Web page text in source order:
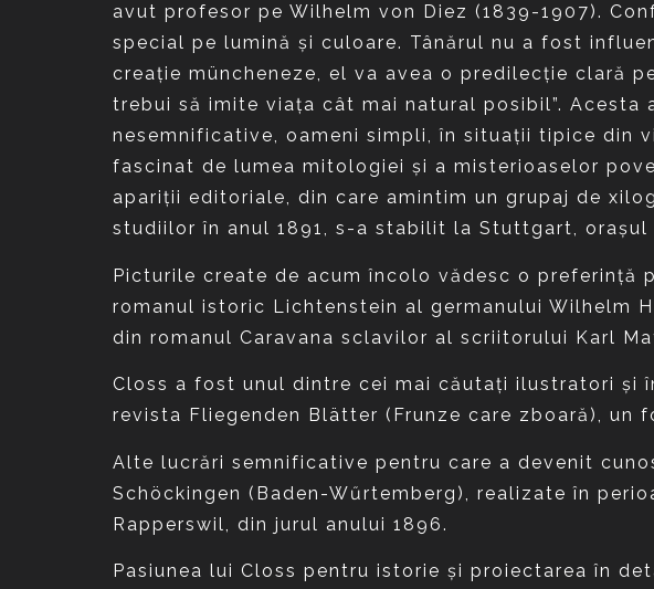
avut profesor pe Wilhelm von Diez (1839-1907).
special pe lumină şi culoare. Tânărul nu a fost
creaţie müncheneze, el va avea o predilecţie clară
trebui să imite viaţa cât mai natural posibil”.
nesemnificative, oameni simpli, în situaţii tipice din
fascinat de lumea mitologiei şi a misterioaselor
apariţii editoriale, din care amintim un grupaj de
studiilor în anul 1891, s-a stabilit la Stuttgart, oraşul
Picturile create de acum încolo vădesc o
romanul istoric Lichtenstein al germanului Wilhelm
din romanul Caravana sclavilor al scriitorului Karl
Closs a fost unul dintre cei mai căutaţi ilustratori şi
revista Fliegenden Blätter (Frunze care zboară), un
Alte lucrări semnificative pentru care a devenit
Schöckingen (Baden-Wűrtemberg), realizate în
Rapperswil, din jurul anului 1896.
Pasiunea lui Closs pentru istorie şi proiectarea în